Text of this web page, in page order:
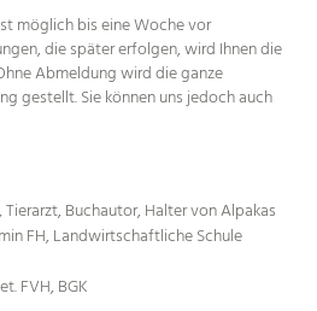
möglich bis eine Woche vor
die später erfolgen, wird Ihnen die
Abmeldung wird die ganze
gestellt. Sie können uns jedoch auch
Tierarzt, Buchautor, Halter von Alpakas
FH, Landwirtschaftliche Schule
FVH, BGK